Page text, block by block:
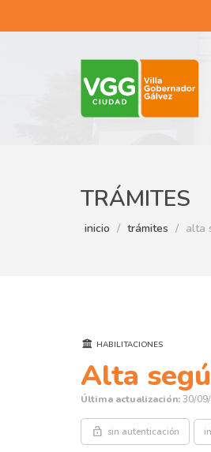
TRÁMITES
inicio trámites alta
HABILITACIONES
Alta
Última actualización:30/
lock_open sin autenticación